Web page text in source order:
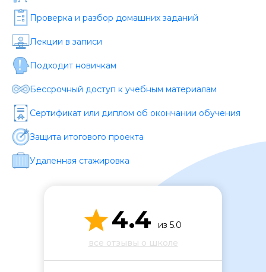
Проверка и разбор домашних заданий
Лекции в записи
Подходит новичкам
Бессрочный доступ к учебным материалам
Сертификат или диплом об окончании обучения
Защита итогового проекта
Удаленная стажировка
4.4
из 5.0
все отзывы о школе